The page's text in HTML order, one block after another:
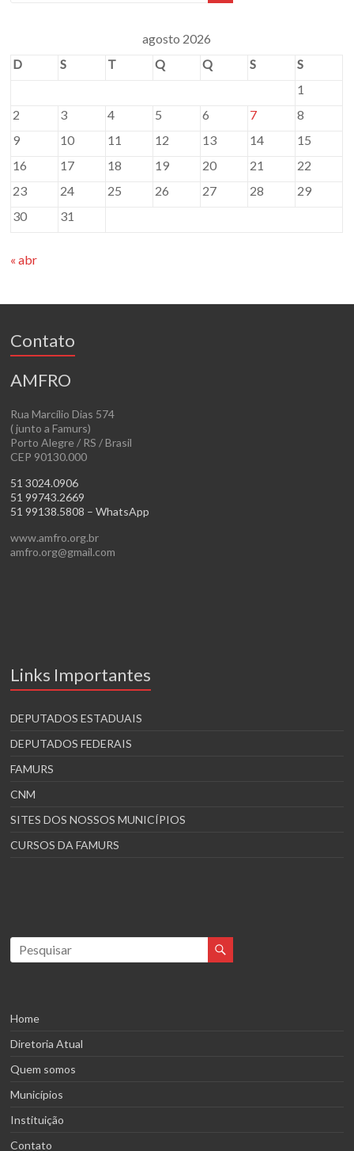
agosto 2026
D
S T Q Q S
S
1
2
3 4 5 6 7
8
9
10 11 12 13 14
15
16
17 18 19 20 21
22
23
24 25 26 27 28
29
30
31
« abr
Contato
AMFRO
Rua Marcílio Dias 574
( junto a Famurs)
Porto Alegre / RS / Brasil
CEP 90130.000
51 3024.0906
51 99743.2669
51 99138.5808 – WhatsApp
www.amfro.org.br
amfro.org@gmail.com
Links Importantes
DEPUTADOS ESTADUAIS
DEPUTADOS FEDERAIS
FAMURS
CNM
SITES DOS NOSSOS MUNICÍPIOS
CURSOS DA FAMURS
Home
Diretoria Atual
Quem somos
Municípios
Instituição
Contato